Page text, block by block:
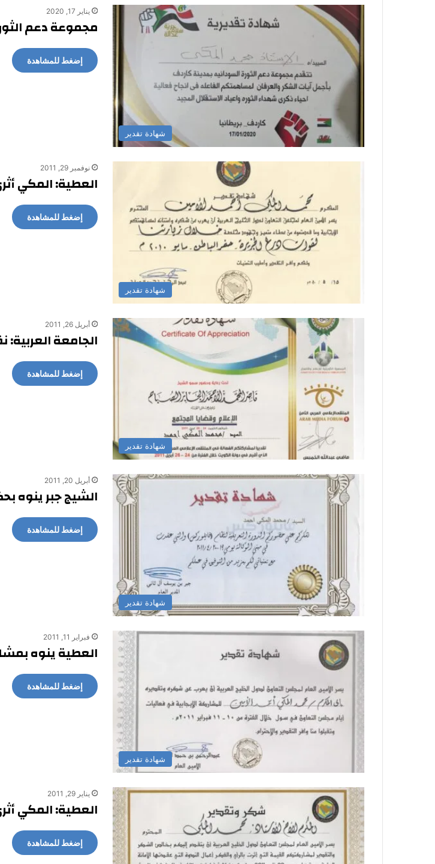
شهادة تقدير
يناير 17, 2020
مجموعة دعم
إضغط للمشاهدة
شهادة تقدير
نوفمبر 29, 2011
العطية: المكي
إضغط للمشاهدة
شهادة تقدير
أبريل 26, 2011
الجامعة
إضغط للمشاهدة
شهادة تقدير
أبريل 20, 2011
الشيج جبر ينوه
إضغط للمشاهدة
شهادة تقدير
فبراير 11, 2011
العطية ينوه
إضغط للمشاهدة
يناير 29, 2011
العطية: المكي
إضغط للمشاهدة